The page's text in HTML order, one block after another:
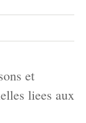
et
liees aux